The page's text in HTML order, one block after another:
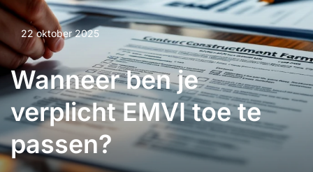
22 oktober 2025
Wanneer ben je
verplicht EMVI toe te
passen?